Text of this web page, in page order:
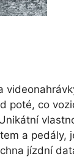
poté, co
a pedály,
jízdní